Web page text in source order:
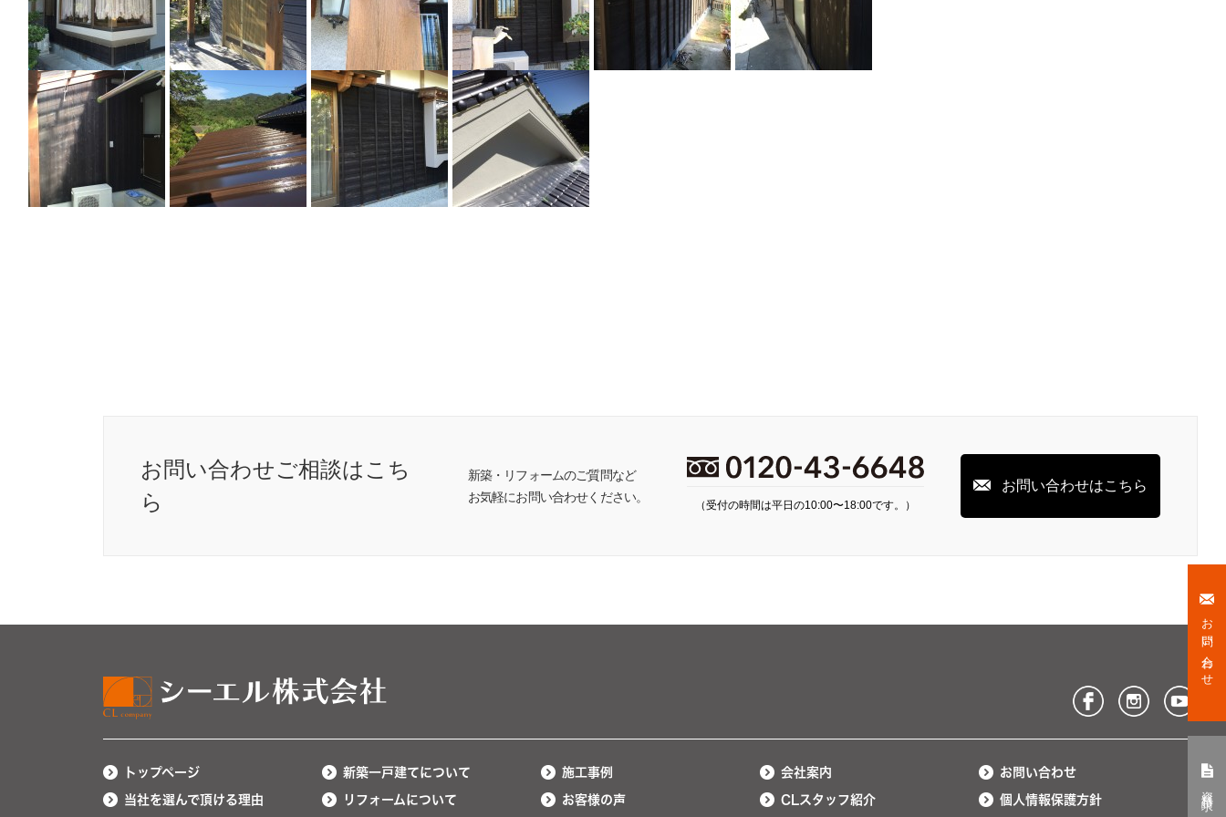
お問い合わせご相談はこち
ら
新築・リフォームのご質問など
お気軽にお問い合わせください。
（受付の時間は平日の10:00〜18:00です。）
お問い合わせはこちら
お問い合わせ
トップページ
当社を選んで頂ける理由
新築一戸建てについて
リフォームについて
施工事例
お客様の声
会社案内
CLスタッフ紹介
お問い合わせ
個人情報保護方針